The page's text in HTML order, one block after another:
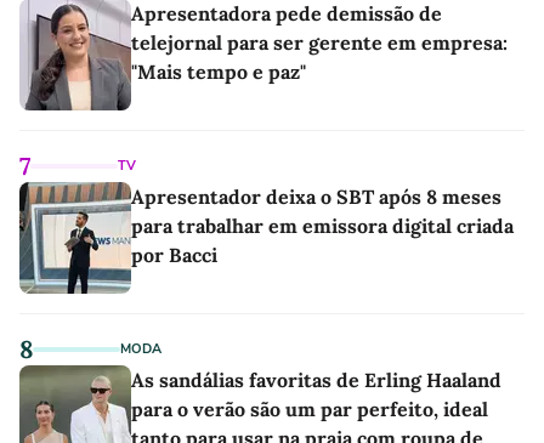
Apresentadora pede demissão de
telejornal para ser gerente em empresa:
"Mais tempo e paz"
7 TV
Apresentador deixa o SBT após 8 meses
para trabalhar em emissora digital criada
por Bacci
8 MODA
As sandálias favoritas de Erling Haaland
para o verão são um par perfeito, ideal
tanto para usar na praia com roupa de